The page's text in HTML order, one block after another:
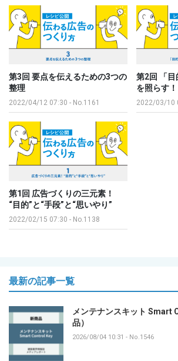
第3回 要点を伝えるための3つの
整理
2022/04/12 07:30 - No.1161
第2回 「
を照らす！
2022/03/10
第1回 広告づくりの三元素！
“目的”と“手段”と“思いやり”
2022/02/15 07:30 - No.1138
最新の記事一覧
メンテナンスキット Smart
品）
2026/08/04 10:31 - No.1546